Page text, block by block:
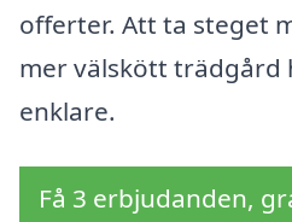
offerter. Att ta steget
mer välskött trädgård
enklare.
Få 3 erbjudanden,